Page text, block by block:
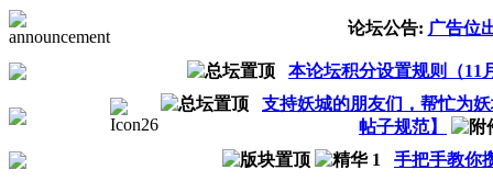
论坛公告: 广告位
本论坛积分设置规则（11
支持妖城的朋友们，帮忙为
帖子规范】
手把手教你